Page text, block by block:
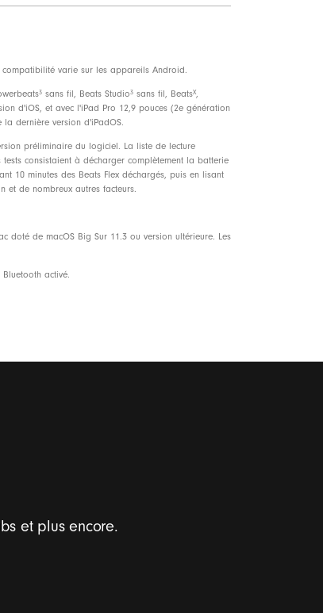
de matières organiques, provenant
compatibilité varie sur les appareils Android.
3 sans fil, Beats Studio3 sans fil, BeatsX,
d'iOS, et avec l'iPad Pro 12,9 pouces (2e génération
dernière version d'iPadOS.
préliminaire du logiciel. La liste de lecture
consistaient à décharger complètement la batterie
10 minutes des Beats Flex déchargés, puis en lisant
et de nombreux autres facteurs.
doté de macOS Big Sur 11.3 ou version ultérieure. Les
activé.
et plus encore.